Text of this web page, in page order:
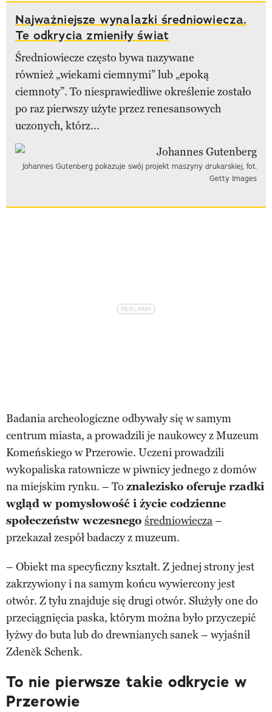
Najważniejsze wynalazki średniowiecza.
Te odkrycia zmieniły świat
Średniowiecze często bywa nazywane
również „wiekami ciemnymi” lub „epoką
ciemnoty”. To niesprawiedliwe określenie zostało
po raz pierwszy użyte przez renesansowych
uczonych, którz...
Johannes Gutenberg pokazuje swój projekt maszyny drukarskiej, fot.
Getty Images
Badania archeologiczne odbywały się w samym
centrum miasta, a prowadzili je naukowcy z Muzeum
Komeńskiego w Przerowie. Uczeni prowadzili
wykopaliska ratownicze w piwnicy jednego z domów
na miejskim rynku. – To znalezisko oferuje rzadki
wgląd w pomysłowość i życie codzienne
społeczeństw wczesnego średniowiecza–
przekazał zespół badaczy z muzeum.
– Obiekt ma specyficzny kształt. Z jednej strony jest
zakrzywiony i na samym końcu wywiercony jest
otwór. Z tyłu znajduje się drugi otwór. Służyły one do
przeciągnięcia paska, którym można było przyczepić
łyżwy do buta lub do drewnianych sanek – wyjaśnił
Zdeněk Schenk.
To nie pierwsze takie odkrycie w
Przerowie